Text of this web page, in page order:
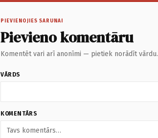
PIEVIENOJIES SARUNAI
Pievieno komentāru
Komentēt vari arī anonīmi — pietiek norādīt vārdu.
VĀRDS
KOMENTĀRS